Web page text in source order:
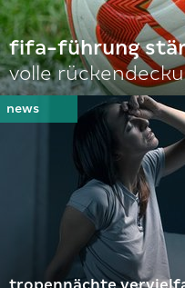
fifa-führung
volle